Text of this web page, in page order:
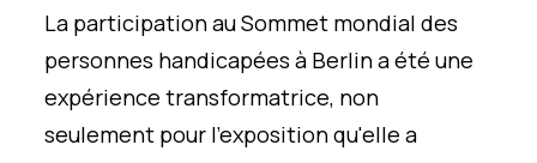
La participation au Sommet mondial des
personnes handicapées à Berlin a été une
expérience transformatrice, non
seulement pour l'exposition qu'elle a